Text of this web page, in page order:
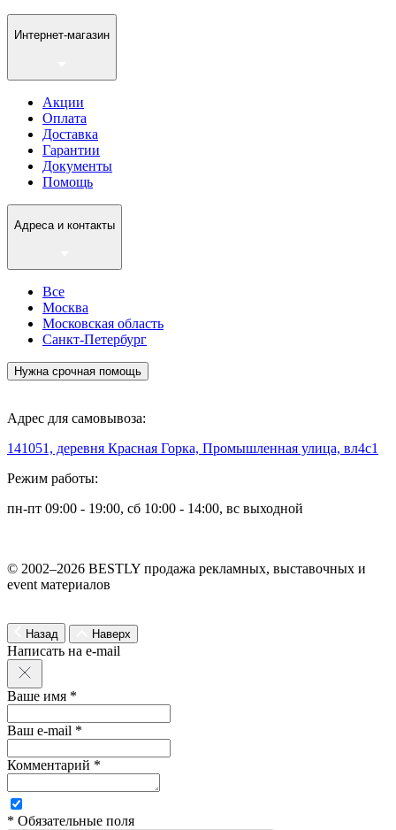
Интернет-магазин
Акции
Оплата
Доставка
Гарантии
Документы
Помощь
Адреса и контакты
Все
Москва
Московская область
Санкт-Петербург
Нужна срочная помощь
Адрес для самовывоза:
141051, деревня Красная Горка, Промышленная улица, вл4с1
Режим работы:
пн-пт 09:00 - 19:00, сб 10:00 - 14:00, вс выходной
© 2002–2026 BESTLY продажа рекламных, выставочных и
event материалов
Назад Наверх
Написать на e-mail
Ваше имя *
Ваш e-mail *
Комментарий *
* Обязательные поля